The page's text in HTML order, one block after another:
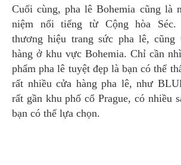
Cuối cùng, pha lê Bohemia cũng là một món quà lưu
niệm nổi tiếng từ Cộng hòa Séc.
thương hiệu trang sức pha lê,
hàng ở khu vực Bohemia. Chỉ cần
phẩm pha lê tuyệt đẹp là bạn có thể
rất nhiều cửa hàng pha lê, như
rất gần khu phố cổ Prague, có nhiều
bạn có thể lựa chọn.